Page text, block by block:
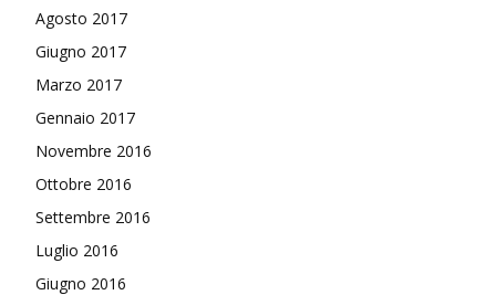
Agosto 2017
Giugno 2017
Marzo 2017
Gennaio 2017
Novembre 2016
Ottobre 2016
Settembre 2016
Luglio 2016
Giugno 2016